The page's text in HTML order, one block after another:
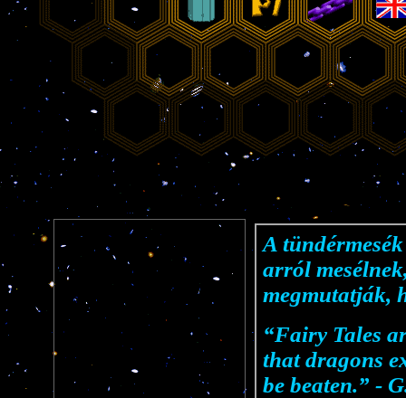
A
arról
megmutatják,
“Fairy Tales
that dragons
be beaten.” -